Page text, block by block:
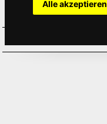
Alle akzeptieren